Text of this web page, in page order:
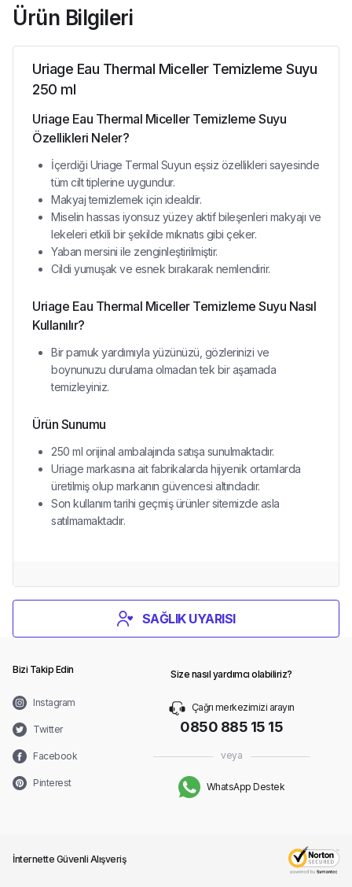
Ürün Bilgileri
Uriage Eau Thermal Miceller Temizleme Suyu
250 ml
Uriage Eau Thermal Miceller Temizleme Suyu
Özellikleri Neler?
İçerdiği Uriage Termal Suyun eşsiz özellikleri sayesinde
tüm cilt tiplerine uygundur.
Makyaj temizlemek için idealdir.
Miselin hassas iyonsuz yüzey aktif bileşenleri makyajı ve
lekeleri etkili bir şekilde mıknatıs gibi çeker.
Yaban mersini ile zenginleştirilmiştir.
Cildi yumuşak ve esnek bırakarak nemlendirir.
Uriage Eau Thermal Miceller Temizleme Suyu Nasıl
Kullanılır?
Bir pamuk yardımıyla yüzünüzü, gözlerinizi ve
boynunuzu durulama olmadan tek bir aşamada
temizleyiniz.
Ürün Sunumu
250 ml orijinal ambalajında satışa sunulmaktadır.
Uriage markasına ait fabrikalarda hijyenik ortamlarda
üretilmiş olup markanın güvencesi altındadır.
Son kullanım tarihi geçmiş ürünler sitemizde asla
satılmamaktadır.
SAĞLIK UYARISI
Bizi Takip Edin
Instagram
Twitter
Facebook
Pinterest
Size nasıl yardımcı olabiliriz?
Çağrı merkezimizi arayın
0850 885 15 15
veya
WhatsApp Destek
İnternette Güvenli Alışveriş